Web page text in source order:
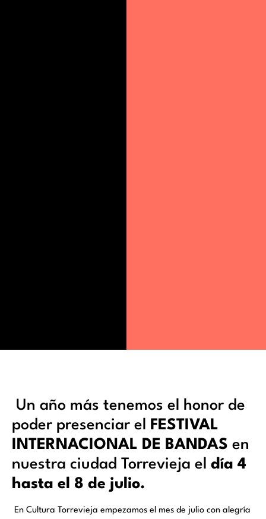
Un año más tenemos el honor de
poder presenciar el
FESTIVAL
INTERNACIONAL DE BANDAS en
nuestra ciudad Torrevieja el día 4
hasta el 8 de julio.
En Cultura Torrevieja empezamos el mes de julio con alegría